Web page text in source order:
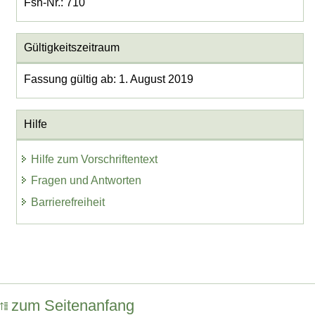
Fsn-Nr.: 710
Gültigkeitszeitraum
Fassung gültig ab: 1. August 2019
Hilfe
Hilfe zum Vorschriftentext
Fragen und Antworten
Barrierefreiheit
zum Seitenanfang